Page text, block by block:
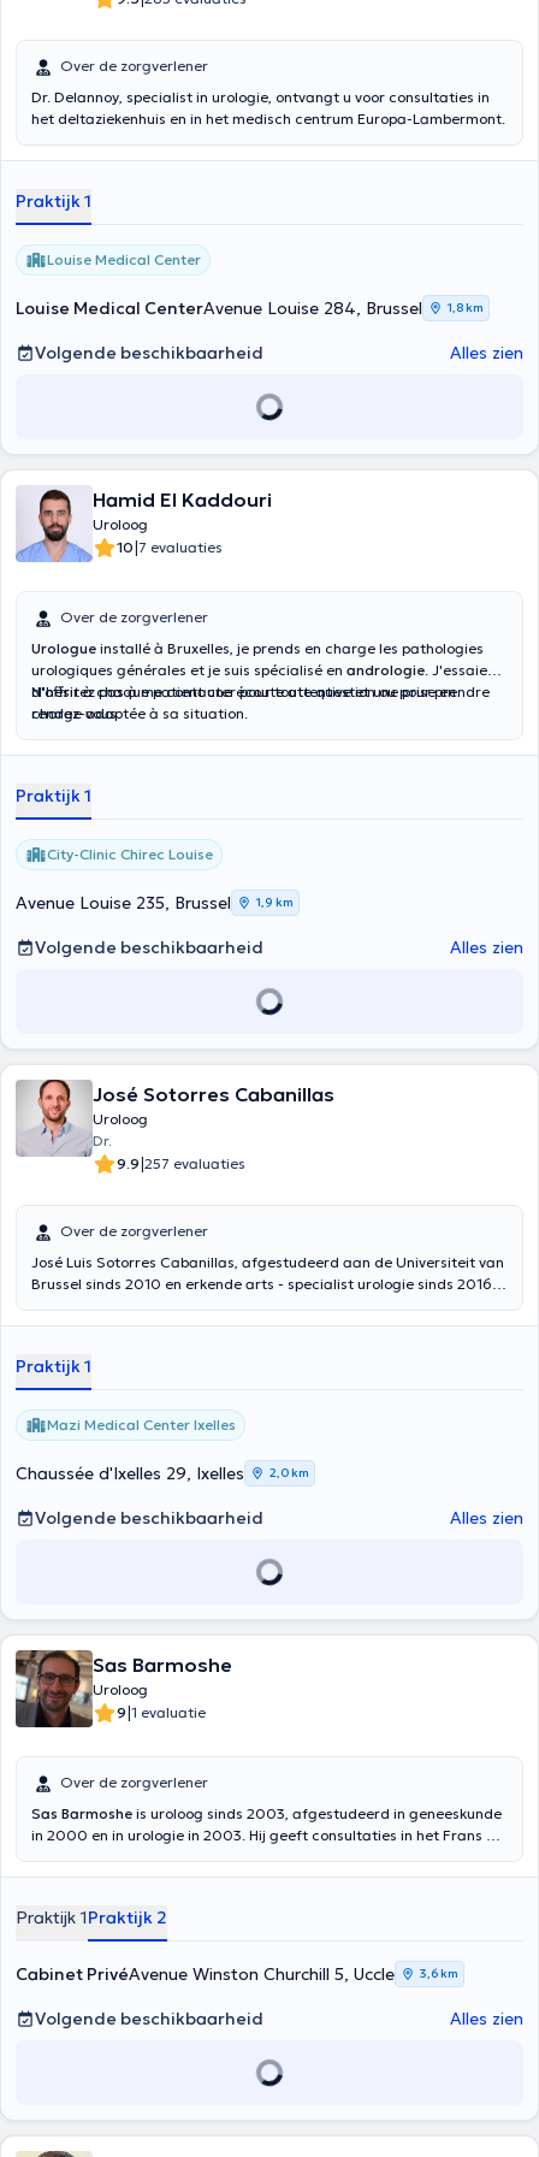
Over de zorgverlener
Dr. Delannoy, specialist in urologie, ontvangt u voor consultaties in
het deltaziekenhuis en in het medisch centrum Europa-Lambermont.
Praktijk 1
Louise Medical Center
Louise Medical CenterAvenue Louise 284, Brussel 1,8 km
Volgende beschikbaarheid Alles zien
Hamid El Kaddouri
Uroloog
10|7 evaluaties
Over de zorgverlener
Urologue installé à Bruxelles, je prends en charge les pathologies
urologiques générales et je suis spécialisé en andrologie. J'essaie
d'offrir à chaque patient une écoute attentive et une prise en
charge adaptée à sa situation.
N'hésitez pas à me contacter pour toute question ou pour prendre
rendez-vous.
Praktijk 1
City-Clinic Chirec Louise
Avenue Louise 235, Brussel 1,9 km
Volgende beschikbaarheid Alles zien
José Sotorres Cabanillas
Uroloog
Dr.
9.9|257 evaluaties
Over de zorgverlener
José Luis Sotorres Cabanillas, afgestudeerd aan de Universiteit van
Brussel sinds 2010 en erkende arts - specialist urologie sinds 2016
maandagmiddag en vrijdagochtend, de CUB Erasmus ziekenhuis op
donderdag.
Praktijk 1
Mazi Medical Center Ixelles
Chaussée d'Ixelles 29, Ixelles 2,0 km
Volgende beschikbaarheid Alles zien
Sas Barmoshe
Uroloog
9|1 evaluatie
Over de zorgverlener
Sas Barmoshe is uroloog sinds 2003, afgestudeerd in geneeskunde
in 2000 en in urologie in 2003. Hij geeft consultaties in het Frans of
robot), lithiasis chirurgie, incontinentie en verzakking chirurgie,
Churchill 5, Ukkel 1180 of in het Cavell kantoor in 37 rue Général Lotz
Ukkel 1180
Praktijk 1Praktijk 2
Cabinet PrivéAvenue Winston Churchill 5, Uccle 3,6 km
Volgende beschikbaarheid Alles zien